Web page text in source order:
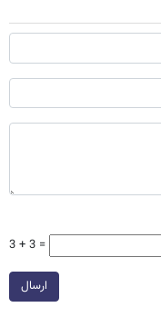
3 + 3 =
ارسال